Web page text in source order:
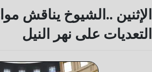
الإثنين ..الشيوخ يناقش
التعديات على نهر النيل